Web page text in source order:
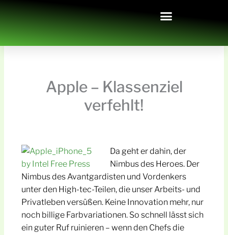
Apple – Klassenziel
verfehlt!
Da geht er dahin, der
Nimbus des Heroes. Der
Nimbus des Avantgardisten und Vordenkers
unter den High-tec-Teilen, die unser Arbeits- und
Privatleben versüßen. Keine Innovation mehr, nur
noch billige Farbvariationen. So schnell lässt sich
ein guter Ruf ruinieren – wenn den Chefs die